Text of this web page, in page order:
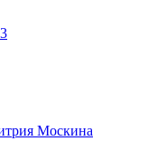
Москина